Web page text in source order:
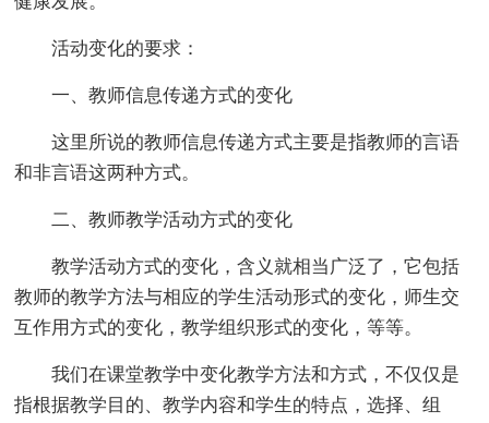
活动变化的要求：
一、教师信息传递方式的变化
这里所说的教师信息传递方式主要是指教师的言语
和非言语这两种方式。
二、教师教学活动方式的变化
教学活动方式的变化，含义就相当广泛了，它包括
教师的教学方法与相应的学生活动形式的变化，师生交
互作用方式的变化，教学组织形式的变化，等等。
我们在课堂教学中变化教学方法和方式，不仅仅是
指根据教学目的、教学内容和学生的特点，选择、组